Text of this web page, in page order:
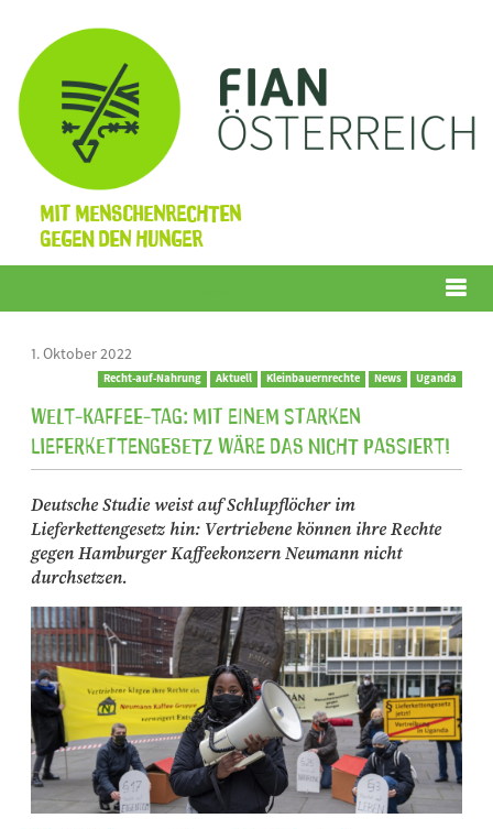
Mit Menschenrechten
gegen den Hunger
1. Oktober 2022
Recht-auf-Nahrung Aktuell Kleinbauernrechte News Uganda
Welt-Kaffee-Tag: Mit einem starken
Lieferkettengesetz wäre das nicht passiert!
Deutsche Studie weist auf Schlupflöcher im
Lieferkettengesetz hin: Vertriebene können ihre Rechte
gegen Hamburger Kaffeekonzern Neumann nicht
durchsetzen.